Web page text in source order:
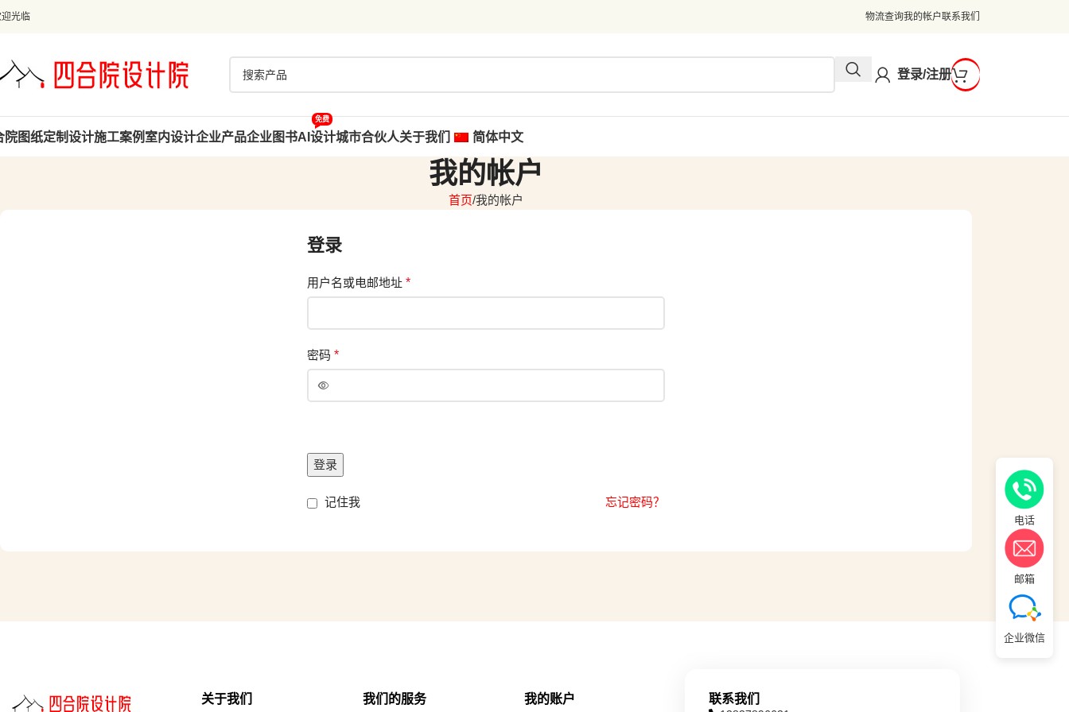
光临 物流查询我的帐户联系我们
登录/注册
院图纸定制设计施工案例 室内设计企业产品企业图书AI设计
免费
城市合伙人关于我们 简体中文
我的帐户
首页 我的帐户
登录
用户名或电邮地址 *
密码 *
登录
忘记密码？
记住我
关于我们 我们的服务 我的账户 联系我们
电话
邮箱
企业微信